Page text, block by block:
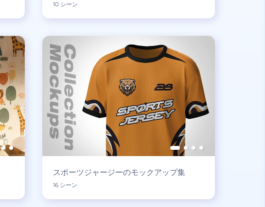
10 シーン
スポーツジャージーのモックアップ集
16 シーン